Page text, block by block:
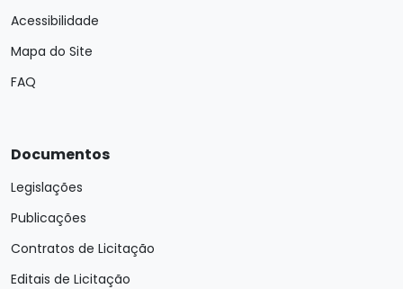
Acessibilidade
Mapa do Site
FAQ
Documentos
Legislações
Publicações
Contratos de Licitação
Editais de Licitação